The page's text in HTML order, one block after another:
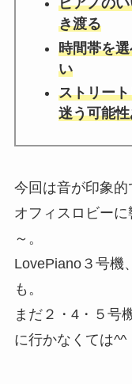
ピアノの
き渡る
時間帯を
い
ストリー
迷う可能
今回は音が印象的
オフィスロビー
～。
LovePiano３号機
も。
まだ２・4・５号
に行かなくては^^